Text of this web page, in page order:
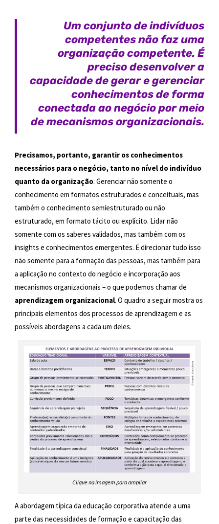
Um conjunto de indivíduos
competentes não faz uma
organização competente. É
preciso desenvolver a
capacidade de gerar e gerenciar
conhecimentos de forma
conectada ao negócio por meio
de mecanismos organizacionais.
Precisamos, portanto, garantir os conhecimentos
necessários para o negócio, tanto no nível do indivíduo
quanto da organização. Gerenciar não somente o
conhecimento em formatos estruturados e conceituais, mas
também o conhecimento semiestruturado ou não
estruturado, em formato tácito ou explícito. Lidar não
somente com os saberes validados, mas também com os
insights e conhecimentos emergentes. E direcionar tudo isso
não somente para a formação das pessoas, mas também para
a aplicação no contexto do negócio e incorporação aos
mecanismos organizacionais – o que podemos chamar de
aprendizagem organizacional. O quadro a seguir mostra os
principais elementos dos processos de aprendizagem e as
possíveis abordagens a cada um deles.
Clique na imagem para ampliar
A abordagem típica da educação corporativa atende a uma
parte das necessidades de formação e capacitação das